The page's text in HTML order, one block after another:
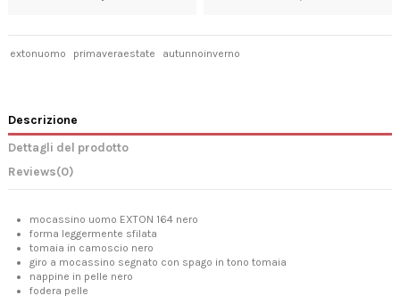
extonuomo primaveraestate autunnoinverno
Descrizione
Dettagli del prodotto
Reviews(0)
mocassino uomo EXTON 164 nero
forma leggermente sfilata
tomaia in camoscio nero
giro a mocassino segnato con spago in tono tomaia
nappine in pelle nero
fodera pelle